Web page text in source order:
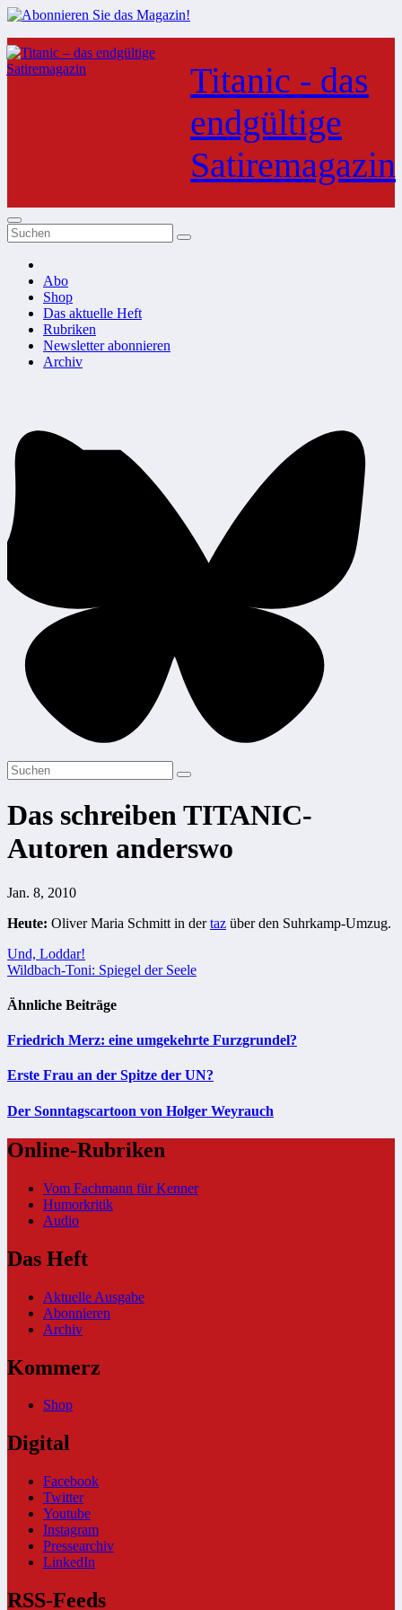
Zum
Inhalt
springen
Titanic - das
endgültige
Satiremagazin
Abo
Shop
Das aktuelle Heft
Rubriken
Newsletter abonnieren
Archiv
Das schreiben TITANIC-
Autoren anderswo
Jan. 8, 2010
Heute: Oliver Maria Schmitt in dertaz über den Suhrkamp-Umzug.
Beitragsnavigation
Und, Loddar!
Wildbach-Toni: Spiegel der Seele
Ähnliche Beiträge
Friedrich Merz: eine umgekehrte Furzgrundel?
Erste Frau an der Spitze der UN?
Der Sonntagscartoon von Holger Weyrauch
Online-Rubriken
Vom Fachmann für Kenner
Humorkritik
Audio
Das Heft
Aktuelle Ausgabe
Abonnieren
Archiv
Kommerz
Shop
Digital
Facebook
Twitter
Youtube
Instagram
Pressearchiv
LinkedIn
RSS-Feeds